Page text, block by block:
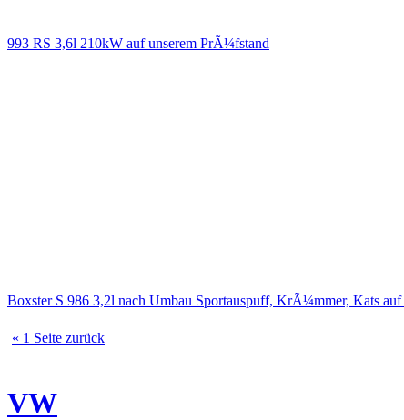
993 RS 3,6l 210kW auf unserem PrÃ¼fstand
Boxster S 986 3,2l nach Umbau Sportauspuff, KrÃ¼mmer, Kats
« 1 Seite zurück
VW